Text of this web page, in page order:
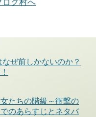
ぜ前しかないのか？
たちの階級～衝撃の
のあらすじとネタバ